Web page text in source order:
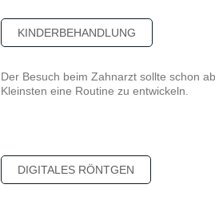
KINDERBEHANDLUNG
Der Besuch beim Zahnarzt sollte schon
Kleinsten eine Routine zu entwickeln.
DIGITALES RÖNTGEN